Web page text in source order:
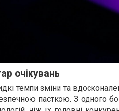
очікувань
темпи зміни та
пасткою. З одного